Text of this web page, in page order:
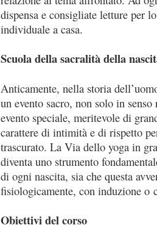
dispensa e consigliate letture per
individuale a casa.
Scuola della sacralità della
Anticamente, nella storia
un evento sacro, non solo in
evento speciale, meritevole di
carattere di intimità e di rispetto
trascurato. La Via dello yoga in
diventa uno strumento
di ogni nascita, sia che questa
fisiologicamente, con induzione o
Obiettivi del corso